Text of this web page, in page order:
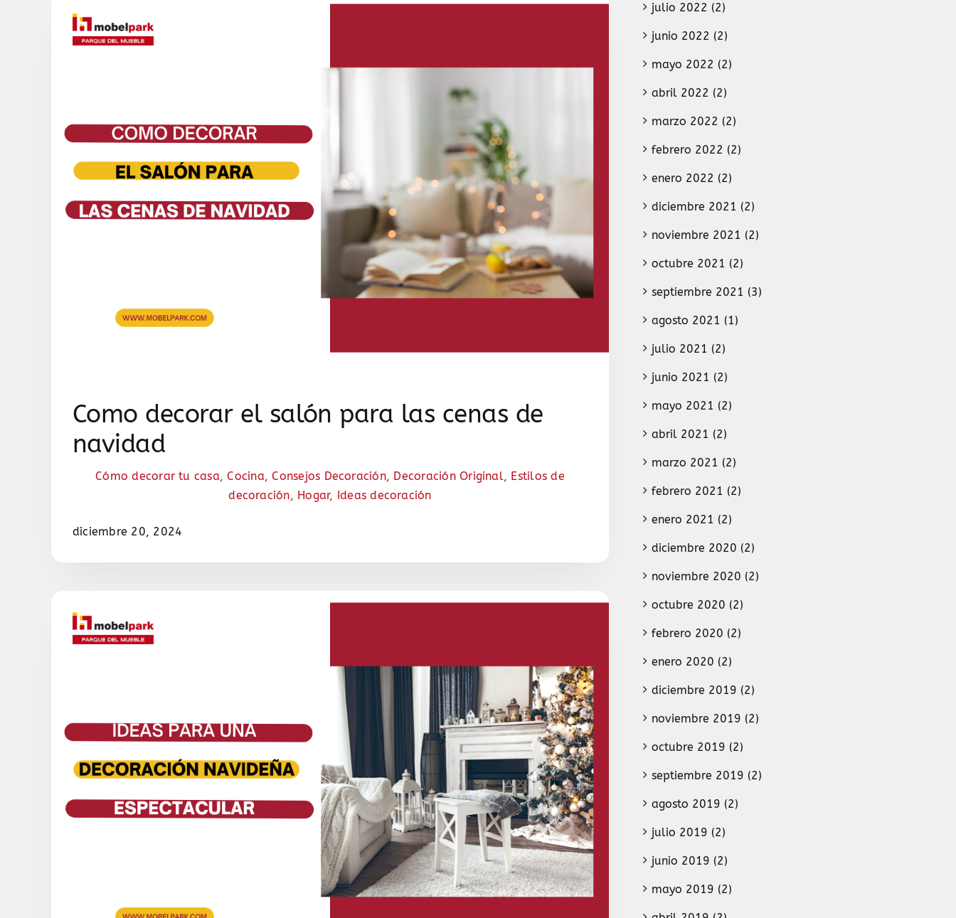
Como decorar el salón para las cenas de
navidad
Cómo decorar tu casa,Cocina,Consejos Decoración, Decoración Original, Estilos de
decoración, Hogar, Ideas decoración
diciembre 20, 2024
julio 2022 (2)
junio 2022 (2)
mayo 2022 (2)
abril 2022 (2)
marzo 2022 (2)
febrero 2022 (2)
enero 2022 (2)
diciembre 2021 (2)
noviembre 2021 (2)
octubre 2021 (2)
septiembre 2021 (3)
agosto 2021 (1)
julio 2021 (2)
junio 2021 (2)
mayo 2021 (2)
abril 2021 (2)
marzo 2021 (2)
febrero 2021 (2)
enero 2021 (2)
diciembre 2020 (2)
noviembre 2020 (2)
octubre 2020 (2)
febrero 2020 (2)
enero 2020 (2)
diciembre 2019 (2)
noviembre 2019 (2)
octubre 2019 (2)
septiembre 2019 (2)
agosto 2019 (2)
julio 2019 (2)
junio 2019 (2)
mayo 2019 (2)